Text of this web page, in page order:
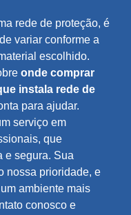
rede de proteção, é
variar conforme a
escolhido.
onde comprar
instala rede de
para ajudar.
serviço em
que
e segura. Sua
nossa prioridade, e
ambiente mais
conosco e